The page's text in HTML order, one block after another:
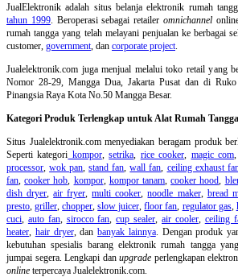
JualElektronik adalah situs belanja elektronik rumah
tahun 1999. Beroperasi sebagai retaileromnichannel
rumah tangga yang telah melayani penjualan ke berbagai
customer, government, dan corporate project.
Jualelektronik.com juga menjual melalui toko retail yang
Nomor 28-29, Mangga Dua, Jakarta Pusat dan di
Pinangsia Raya Kota No.50 Mangga Besar.
Kategori Produk Terlengkap untuk Alat Rumah Tangga
Situs Jualelektronik.com menyediakan beragam produk
Seperti kategori kompor,setrika, rice cooker, magic com
processor,wok pan,stand fan,wall fan, ceiling exhaust
fan,cooker hob, kompor, kompor tanam,cooker hood,
dish dryer,air fryer,multi cooker,noodle maker, bread
presto,griller,chopper,slow juicer,floor fan, regulator gas,
cuci, auto fan, sirocco fan,cup sealer,air cooler, ceiling
heater, hair dryer, dan banyak lainnya. Dengan produk
kebutuhan spesialis barang elektronik rumah tangga
jumpai segera. Lengkapi danupgrade perlengkapan
online terpercaya Jualelektronik.com.